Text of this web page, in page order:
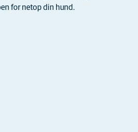
for netop din hund.